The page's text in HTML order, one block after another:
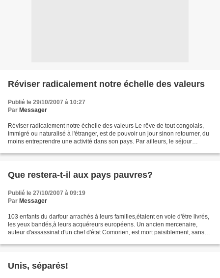
Réviser radicalement notre échelle des valeurs
Publié le 29/10/2007 à 10:27
Par Messager
Réviser radicalement notre échelle des valeurs Le rêve de tout congolais,
immigré ou naturalisé à l'étranger, est de pouvoir un jour sinon retourner, du
moins entreprendre une activité dans son pays. Par ailleurs, le séjour
Que restera-t-il aux pays pauvres?
Publié le 27/10/2007 à 09:19
Par Messager
103 enfants du darfour arrachés à leurs familles,étaient en voie d'être livrés,
les yeux bandés,à leurs acquéreurs européens. Un ancien mercenaire,
auteur d'assassinat d'un chef d'état Comorien, est mort paisiblement, sans
Unis, séparés!